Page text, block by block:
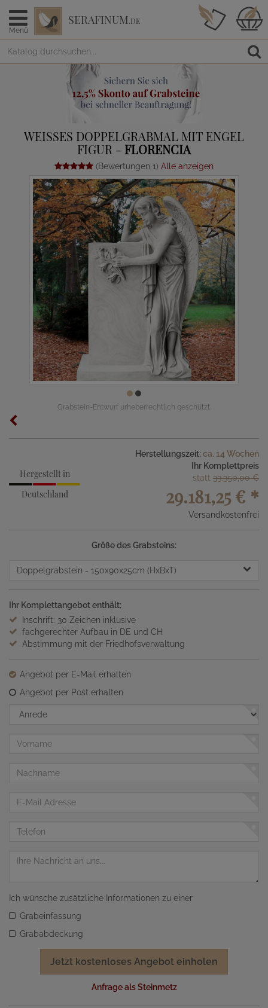
Menü
SERAFINUM.DE
WEISSES DOPPELGRABMAL MIT ENGEL F
IGUR - FLORENCIA
(Bewertungen 1) Alle anzeigen
Grabstein-Entwurf urheberrechtlich geschützt.
Hergestellt in
Deutschland
Herstellungszeit: ca. 14 Wochen
Ihr Komplettpreis
statt 33.350,00 €
29.181,25 € *
Versandkostenfrei
Größe des Grabsteins:
Doppelgrabstein - 150x90x25cm (HxBxT)
Ihr Komplettangebot enthält:
Inschrift: 30 Zeichen inklusive
fachgerechter Aufbau in DE und CH
Abstimmung mit der Friedhofsverwaltung
Angebot per E-Mail erhalten
Angebot per Post erhalten
Anrede
Vorname
Nachname
Telefon
Nachricht
Ich wünsche zusätzliche Informationen zu einer
Grabeinfassung
Grababdeckung
Jetzt kostenloses Angebot einholen
Anfrage als Steinmetz